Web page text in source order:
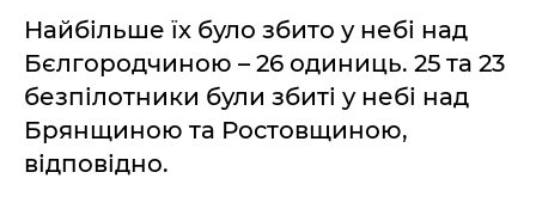
Найбільше їх було збито у небі над
Бєлгородчиною – 26 одиниць. 25 та 23
безпілотники були збиті у небі над
Брянщиною та Ростовщиною,
відповідно.